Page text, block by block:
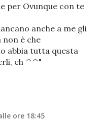
per Ovunque con te
anche a me gli
non è che
abbia tutta questa
eh ^^"
ore 18:45